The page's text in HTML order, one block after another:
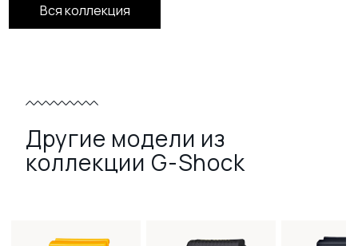
Вся коллекция
Другие модели из
коллекции G-Shock